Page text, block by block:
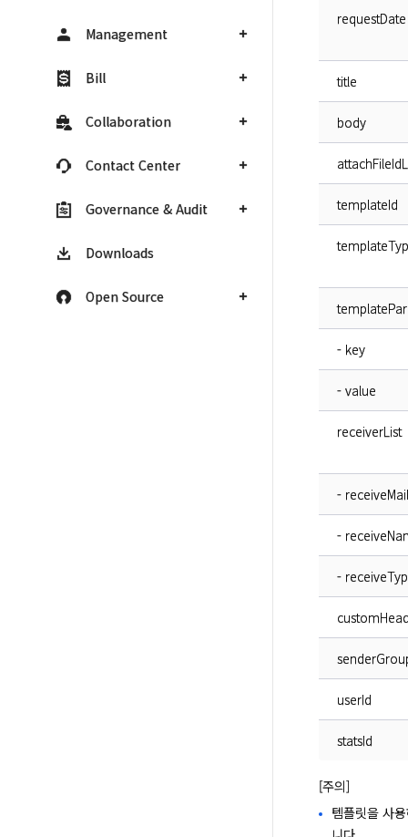
Management
Bill
Collaboration
Contact Center
Governance & Audit
Downloads
Open Source
requestDate
title
body
templateId
- key
- value
receiverList
-
-
-
userId
statsId
[주의]
템플릿을 사